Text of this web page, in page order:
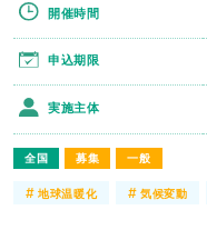
全国 募集 一般
開催時間
申込期限
実施主体
#地球温暖化 # 気候変動